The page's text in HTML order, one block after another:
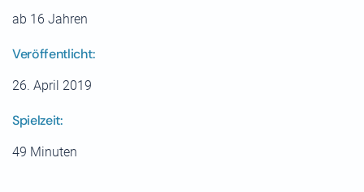
ab 16 Jahren
Veröffentlicht:
26. April 2019
Spielzeit:
49 Minuten